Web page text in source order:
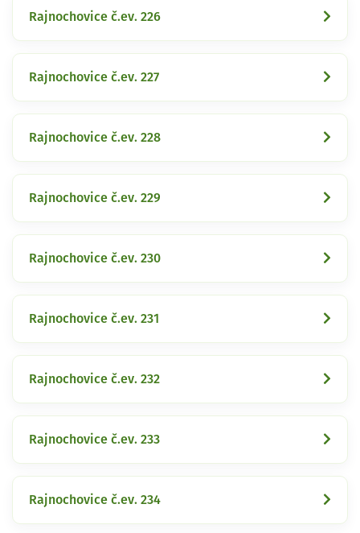
Rajnochovice č.ev. 226
Rajnochovice č.ev. 227
Rajnochovice č.ev. 228
Rajnochovice č.ev. 229
Rajnochovice č.ev. 230
Rajnochovice č.ev. 231
Rajnochovice č.ev. 232
Rajnochovice č.ev. 233
Rajnochovice č.ev. 234